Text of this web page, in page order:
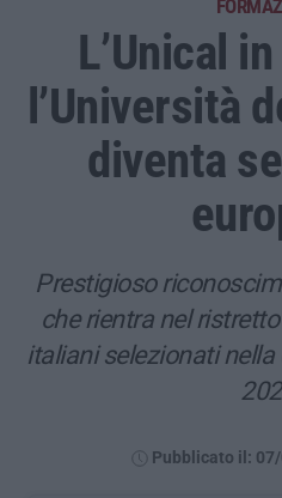
L’Unical
l’Università
diventa
Prestigioso
che rientra nel
italiani selezionati
Pubblicato il: